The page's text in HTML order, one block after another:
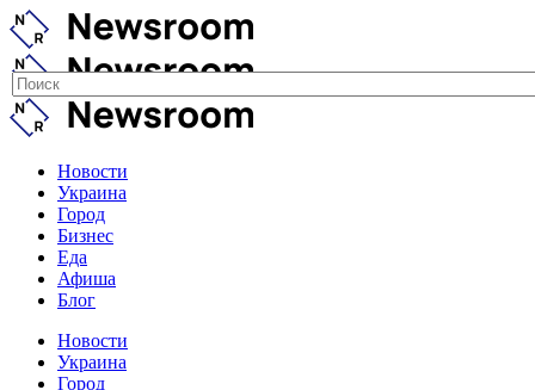
Новости
Украина
Город
Бизнес
Еда
Афиша
Блог
Новости
Украина
Город